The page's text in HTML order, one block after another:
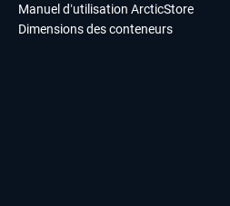
Manuel d’utilisation ArcticStore
Dimensions des conteneurs